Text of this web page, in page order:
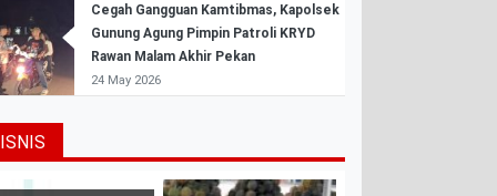
Cegah Gangguan Kamtibmas, Kapolsek
Gunung Agung Pimpin Patroli KRYD
Rawan Malam Akhir Pekan
24 May 2026